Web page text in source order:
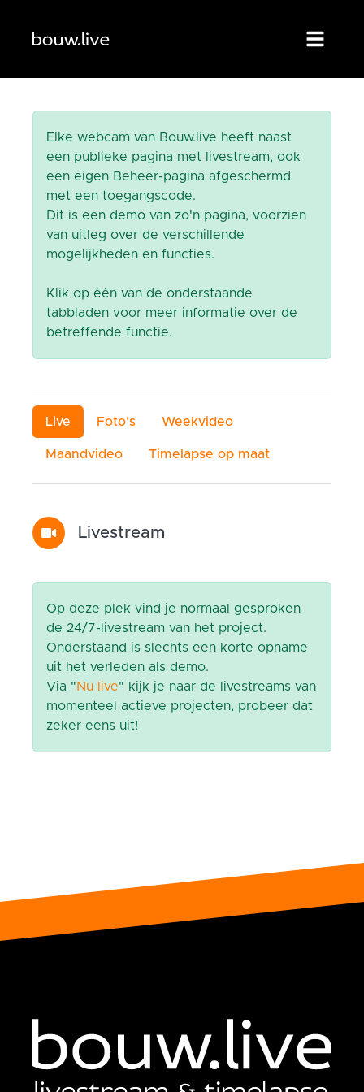
Elke webcam van Bouw.live heeft naast
een publieke pagina met livestream, ook
een eigen Beheer-pagina afgeschermd
met een toegangscode.
Dit is een demo van zo'n pagina, voorzien
van uitleg over de verschillende
mogelijkheden en functies.
Klik op één van de onderstaande
tabbladen voor meer informatie over de
betreffende functie.
Live Foto's Weekvideo
Maandvideo Timelapse op maat
Livestream
Op deze plek vind je normaal gesproken
de 24/7-livestream van het project.
Onderstaand is slechts een korte opname
uit het verleden als demo.
Via "Nu live" kijk je naar de livestreams van
momenteel actieve projecten, probeer dat
zeker eens uit!